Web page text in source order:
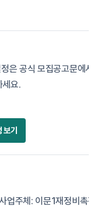
은 공식 모집공고문에
세요.
보기
업주체: 이문1재정비촉